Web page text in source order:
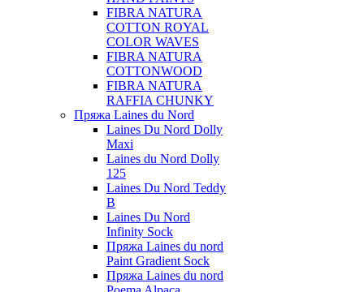
FIBRA NATURA
COTTON ROYAL
COLOR WAVES
FIBRA NATURA
COTTONWOOD
FIBRA NATURA
RAFFIA CHUNKY
Пряжа Laines du Nord
Laines Du Nord Dolly
Maxi
Laines du Nord Dolly
125
Laines Du Nord Teddy
B
Laines Du Nord
Infinity Sock
Пряжа Laines du nord
Paint Gradient Sock
Пряжа Laines du nord